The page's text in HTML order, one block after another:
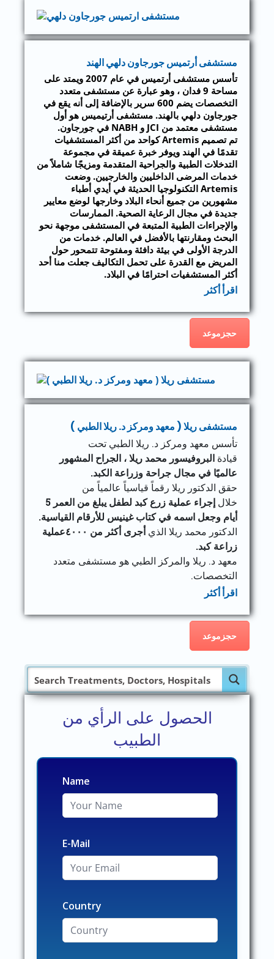
مستشفى أرتميس جورجاون دلهي الهند
تأسس مستشفى أرتميس في عام 2007 ويمتد على
مساحة 9 فدان ، وهو عبارة عن مستشفى متعدد
التخصصات يضم 600 سرير بالإضافة إلى أنه يقع في
جورجاون دلهي بالهند. مستشفى أرتيميس هو أول
مستشفى معتمد من JCI و NABH في جورجاون.
تم تصميم Artemis كواحد من أكثر المستشفيات
تقدمًا في الهند ويوفر خبرة عميقة في مجموعة
التدخلات الطبية والجراحية المتقدمة ومزيجًا شاملاً من
خدمات المرضى الداخليين والخارجيين. وضعت
Artemis التكنولوجيا الحديثة في أيدي أطباء
مشهورين من جميع أنحاء البلاد وخارجها لوضع معايير
جديدة في مجال الرعاية الصحية. الممارسات
والإجراءات الطبية المتبعة في المستشفى موجهة نحو
البحث ومقارنتها بالأفضل في العالم. خدمات من
الدرجة الأولى في بيئة دافئة ومفتوحة تتمحور حول
المريض مع القدرة على تحمل التكاليف جعلت منا أحد
أكثر المستشفيات احترامًا في البلاد.
اقرأ أكثر
حجزموعد
مستشفى ريلا ( معهد ومركز د. ريلا الطبي )
تأسس معهد ومركز د. ريلا الطبي تحت
قيادة البروفيسور محمد ريلا ، الجراح المشهور
عالميًا في مجال جراحة وزراعة الكبد.
حقق الدكتور ريلا رقماً قياسياً عالمياً من
خلال
إجراء عملية زرع كبد لطفل يبلغ من العمر 5
أيام وجعل اسمه في كتاب غينيس للأرقام القياسية.
الدكتور محمد ريلا الذي
أجرى أكثر من ٤٠٠٠عملية
زراعة كبد.
معهد د. ريلا والمركز الطبي هو مستشفى متعدد
التخصصات.
اقرأ أكثر
حجزموعد
الحصول على الرأي من
الطبيب
Name
E-Mail
Country